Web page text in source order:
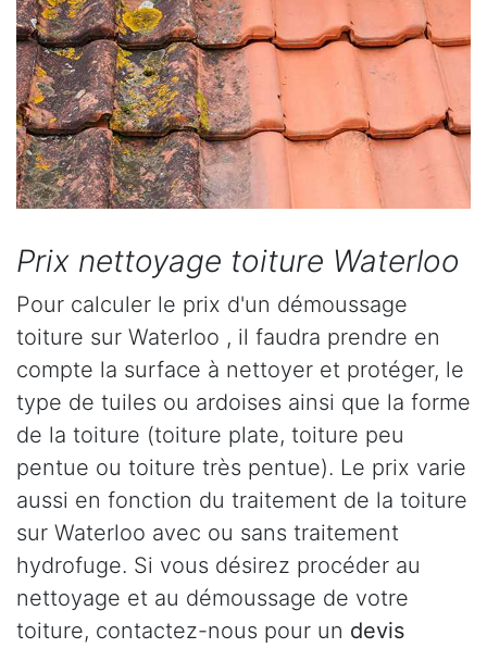
Prix nettoyage toiture Waterloo
Pour calculer le prix d'un démoussage
toiture sur Waterloo , il faudra prendre en
compte la surface à nettoyer et protéger, le
type de tuiles ou ardoises ainsi que la forme
de la toiture (toiture plate, toiture peu
pentue ou toiture très pentue). Le prix varie
aussi en fonction du traitement de la toiture
sur Waterloo avec ou sans traitement
hydrofuge. Si vous désirez procéder au
nettoyage et au démoussage de votre
toiture, contactez-nous pour un devis